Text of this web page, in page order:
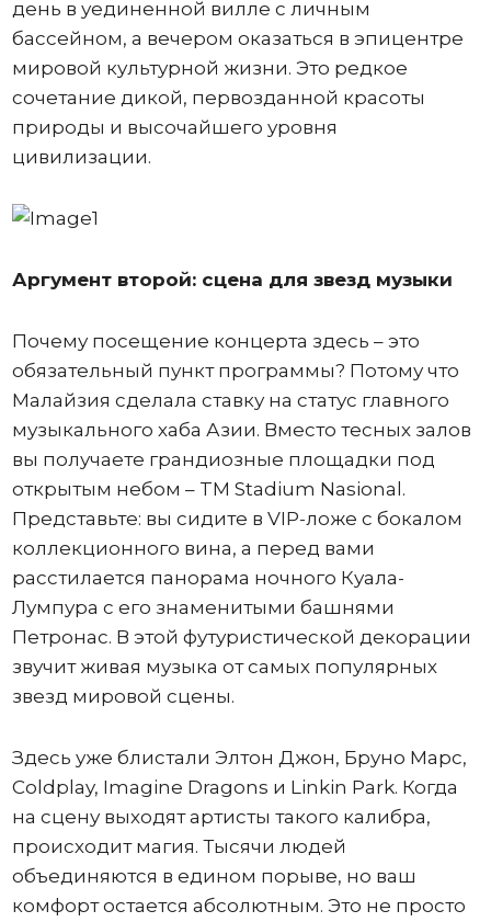
день в уединенной вилле с личным
бассейном, а вечером оказаться в эпицентре
мировой культурной жизни. Это редкое
сочетание дикой, первозданной красоты
природы и высочайшего уровня
цивилизации.
Аргумент второй: сцена для звезд музыки
Почему посещение концерта здесь – это
обязательный пункт программы? Потому что
Малайзия сделала ставку на статус главного
музыкального хаба Азии. Вместо тесных залов
вы получаете грандиозные площадки под
открытым небом – TM Stadium Nasional.
Представьте: вы сидите в VIP-ложе с бокалом
коллекционного вина, а перед вами
расстилается панорама ночного Куала-
Лумпура с его знаменитыми башнями
Петронас. В этой футуристической декорации
звучит живая музыка от самых популярных
звезд мировой сцены.
Здесь уже блистали Элтон Джон, Бруно Марс,
Coldplay, Imagine Dragons и Linkin Park. Когда
на сцену выходят артисты такого калибра,
происходит магия. Тысячи людей
объединяются в едином порыве, но ваш
комфорт остается абсолютным. Это не просто